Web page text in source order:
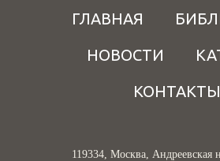
ГЛАВНАЯ
НОВОСТИ
КОНТАКТЫ
119334, Москва, Андреевская